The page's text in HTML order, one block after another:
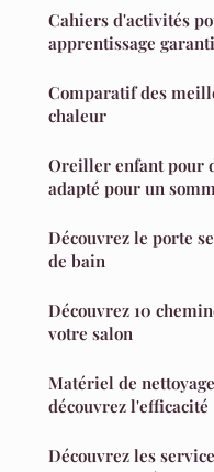
Cahiers d'activités
apprentissage
Comparatif des
chaleur
Oreiller enfant pour
adapté pour un
Découvrez le porte
de bain
Découvrez 10
votre salon
Matériel de
découvrez l'efficacité
Découvrez les